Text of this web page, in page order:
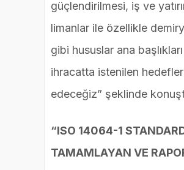
güçlendirilmesi, iş ve
limanlar ile özellikle
gibi hususlar ana
ihracatta istenilen
edeceğiz” şeklinde
“ISO 14064-1
TAMAMLAYAN VE